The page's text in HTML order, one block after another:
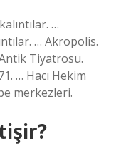
…
… Akropolis.
Tiyatrosu.
… Hacı Hekim
merkezleri.